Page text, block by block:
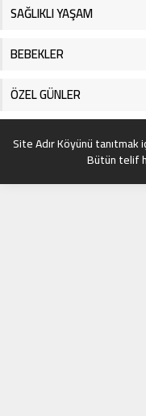
SAĞLIKLI YAŞAM
BEBEKLER
ÖZEL GÜNLER
Site Adır Köyünü
Bütün telif